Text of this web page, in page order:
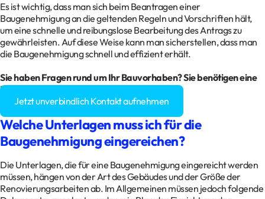
Es ist wichtig, dass man sich beim Beantragen einer
Baugenehmigung an die geltenden Regeln und Vorschriften hält,
um eine schnelle und reibungslose Bearbeitung des Antrags zu
gewährleisten. Auf diese Weise kann man sicherstellen, dass man
die Baugenehmigung schnell und effizient erhält.
Sie haben Fragen rund um Ihr Bauvorhaben? Sie benötigen eine
Baugenehmigung?
Jetzt unverbindlich Kontakt aufnehmen
Welche Unterlagen muss ich für die
Baugenehmigung eingereichen?
Die Unterlagen, die für eine Baugenehmigung eingereicht werden
müssen, hängen von der Art des Gebäudes und der Größe der
Renovierungsarbeiten ab. Im Allgemeinen müssen jedoch folgende